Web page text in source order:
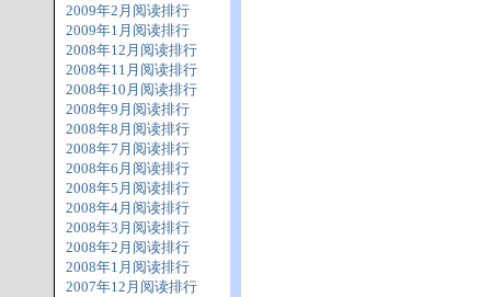
2009年2月阅读排行
2009年1月阅读排行
2008年12月阅读排行
2008年11月阅读排行
2008年10月阅读排行
2008年9月阅读排行
2008年8月阅读排行
2008年7月阅读排行
2008年6月阅读排行
2008年5月阅读排行
2008年4月阅读排行
2008年3月阅读排行
2008年2月阅读排行
2008年1月阅读排行
2007年12月阅读排行